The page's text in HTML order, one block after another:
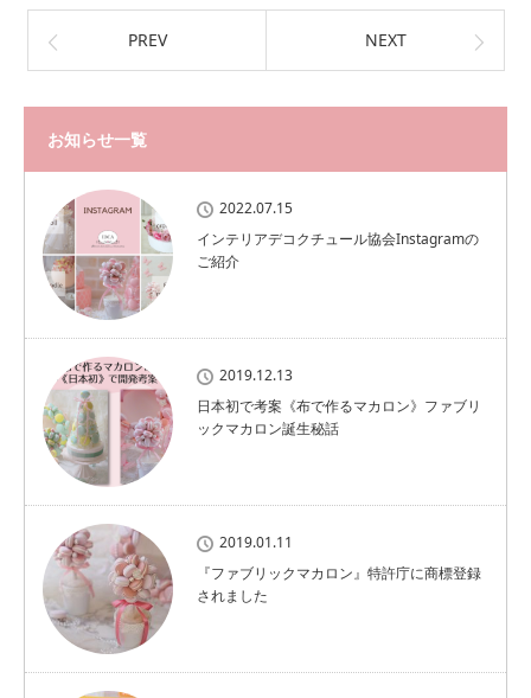
PREV NEXT
お知らせ一覧
2022.07.15
インテリアデコクチュール協会Instagramの
ご紹介
2019.12.13
日本初で考案《布で作るマカロン》ファブリ
ックマカロン誕生秘話
2019.01.11
『ファブリックマカロン』特許庁に商標登録
されました